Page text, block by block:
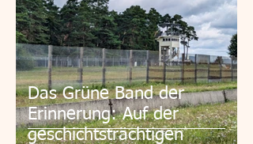
Das Grüne Band der
Erinnerung: Auf der
geschichtsträchtigen